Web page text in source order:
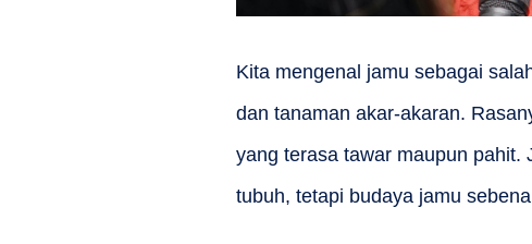
Kita mengenal jamu sebagai
dan tanaman akar-akaran.
yang terasa tawar maupun pahit.
tubuh, tetapi budaya jamu